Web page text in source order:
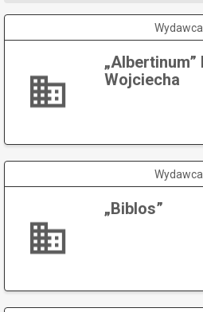
Wydawca
„Albertinum”
Wojciecha
Wydawca
„Biblos”